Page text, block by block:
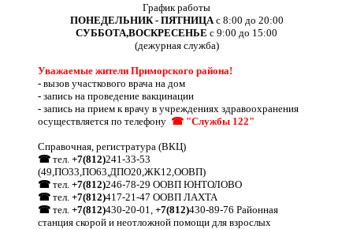
График работы
ПОНЕДЕЛЬНИК - ПЯТНИЦА с 8:00 до 20:00
СУББОТА,ВОСКРЕСЕНЬЕ с 9:00 до 15:00
(дежурная служба)
Уважаемые жители Приморского района!
- вызов участкового врача на дом
- запись на проведение вакцинации
- запись на прием к врачу в учреждениях здравоохранения
осуществляется по телефону ☎ "Службы 122"
Справочная, регистратура (ВКЦ)
☎ тел. +7(812)241-33-53
(49,ПО33,ПО63,ДПО20,ЖК12,ООВП)
☎ тел. +7(812)246-78-29 ООВП ЮНТОЛОВО
☎ тел. +7(812)417-21-47 ООВП ЛАХТА
☎ тел. +7(812)430-20-01, +7(812)430-89-76 Районная
станция скорой и неотложной помощи для взрослых